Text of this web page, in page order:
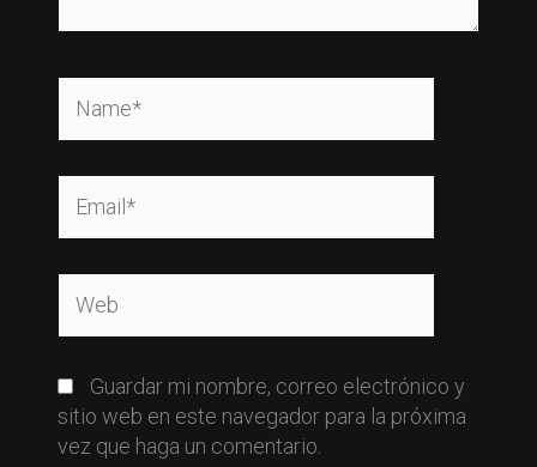
Guardar mi nombre, correo electrónico y
sitio web en este navegador para la próxima
vez que haga un comentario.